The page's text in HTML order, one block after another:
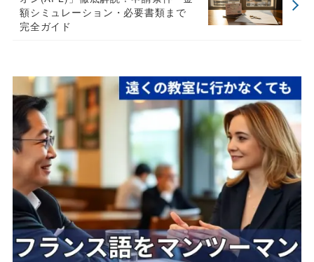
額シミュレーション・必要書類まで
完全ガイド